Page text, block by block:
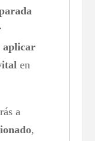
aplicar
en
a
,